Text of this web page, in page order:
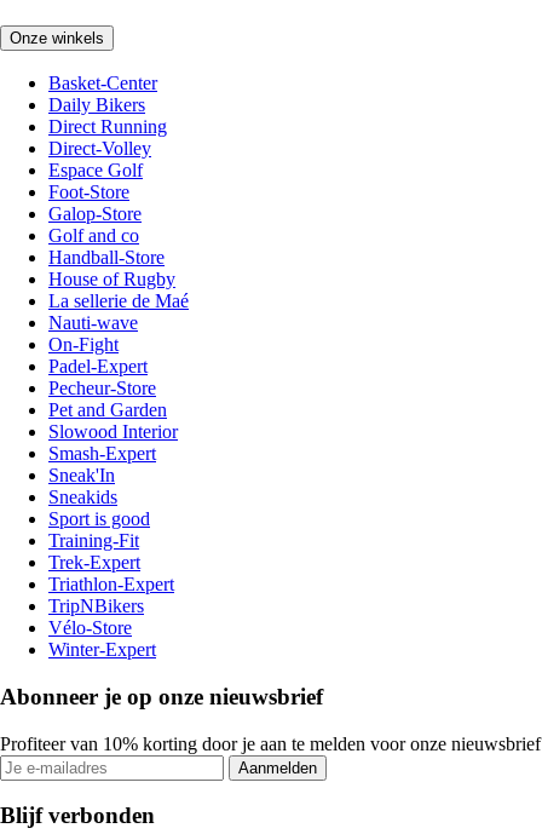
Onze winkels
Basket-Center
Daily Bikers
Direct Running
Direct-Volley
Espace Golf
Foot-Store
Galop-Store
Golf and co
Handball-Store
House of Rugby
La sellerie de Maé
Nauti-wave
On-Fight
Padel-Expert
Pecheur-Store
Pet and Garden
Slowood Interior
Smash-Expert
Sneak'In
Sneakids
Sport is good
Training-Fit
Trek-Expert
Triathlon-Expert
TripNBikers
Vélo-Store
Winter-Expert
Abonneer je op onze nieuwsbrief
Profiteer van 10% korting door je aan te melden voor onze nieuwsbrief
Aanmelden
Blijf verbonden